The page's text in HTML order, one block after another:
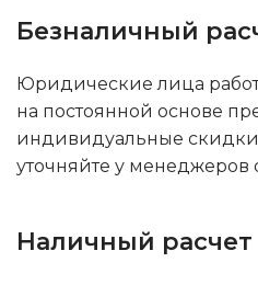
Безналичный
Юридические лица
на постоянной основе
индивидуальные
уточняйте у менеджеров
Наличный расчет